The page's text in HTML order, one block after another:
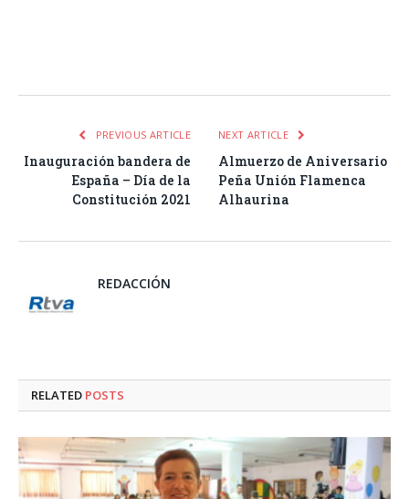
PREVIOUS ARTICLE
Inauguración bandera de
España – Día de la
Constitución 2021
NEXT ARTICLE
Almuerzo de Aniversario
Peña Unión Flamenca
Alhaurina
REDACCIÓN
RELATED POSTS